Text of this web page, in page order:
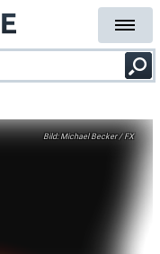
Michael Becker / FX